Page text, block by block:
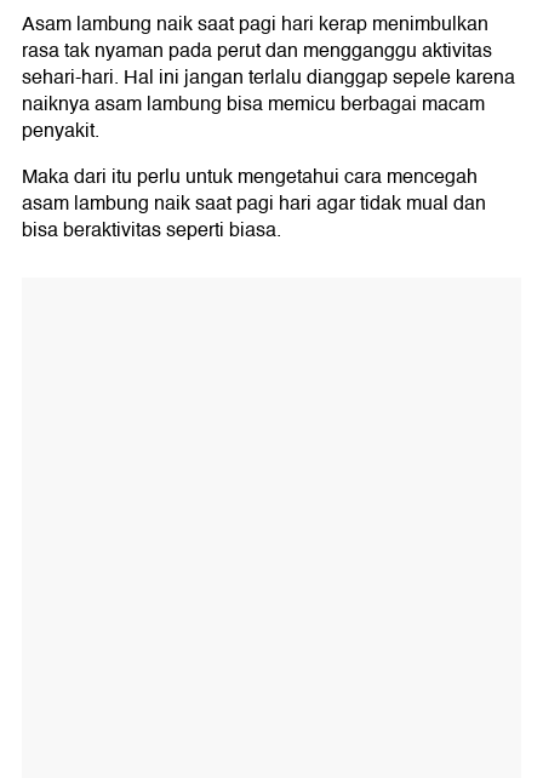
Asam lambung naik saat pagi hari kerap menimbulkan
rasa tak nyaman pada perut dan mengganggu aktivitas
sehari-hari. Hal ini jangan terlalu dianggap sepele karena
naiknya asam lambung bisa memicu berbagai macam
penyakit.
Maka dari itu perlu untuk mengetahui cara mencegah
asam lambung naik saat pagi hari agar tidak mual dan
bisa beraktivitas seperti biasa.